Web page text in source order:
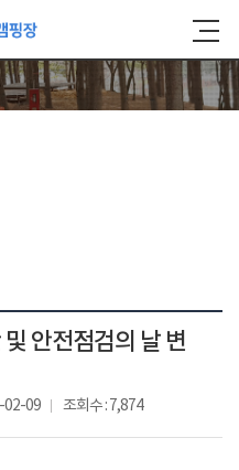
안전점검의 날 변
02-09 조회수 : 7,874